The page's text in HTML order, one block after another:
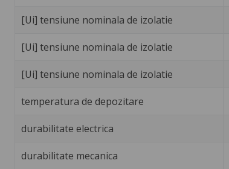
[Ui] tensiune nominala de izolatie
[Ui] tensiune nominala de izolatie
[Ui] tensiune nominala de izolatie
temperatura de depozitare
durabilitate electrica
durabilitate mecanica